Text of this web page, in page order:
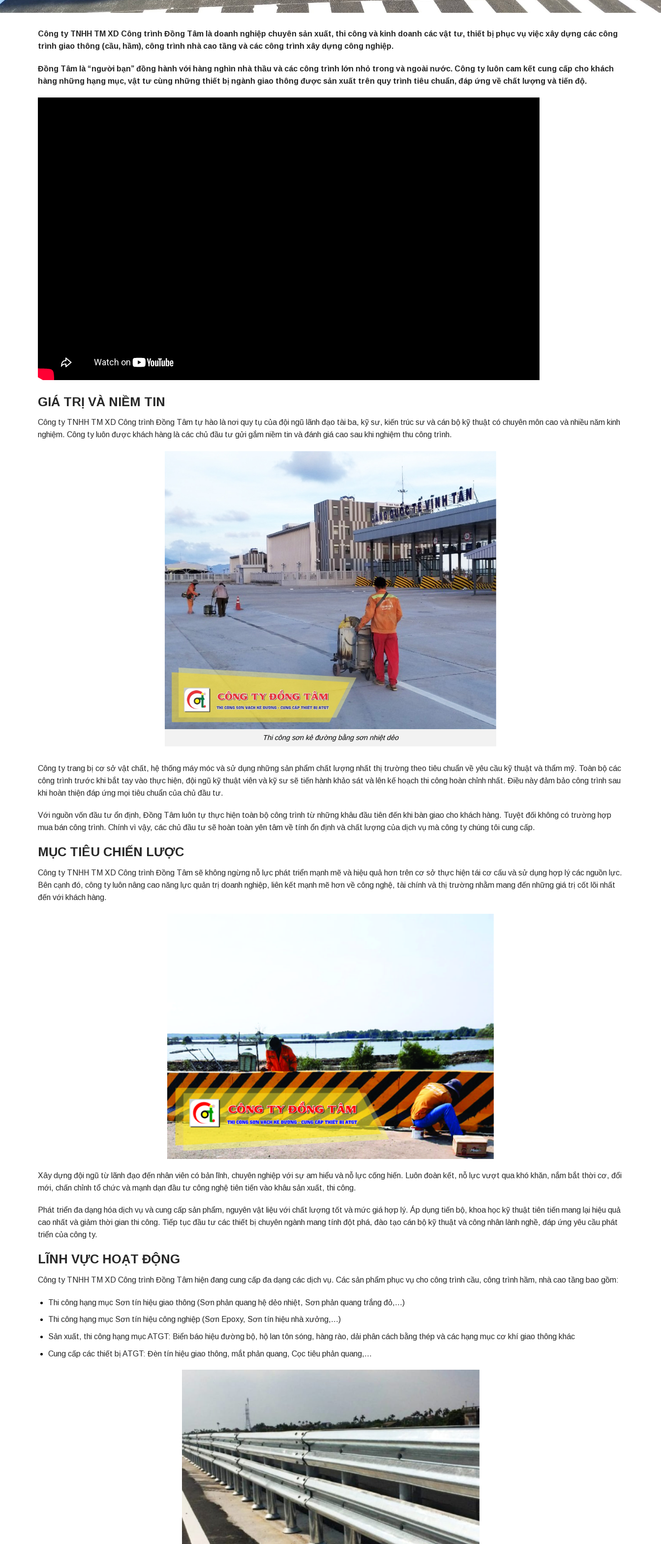
Công ty TNHH TM XD Công trình Đồng Tâm là doanh nghiệp chuyên sản xuất, thi công và kinh doanh các vật tư, thiết bị phục vụ việc xây dựng các công
trình giao thông (cầu, hầm), công trình nhà cao tầng và các công trình xây dựng công nghiệp.
Đồng Tâm là “người bạn” đồng hành với hàng nghìn nhà thầu và các công trình lớn nhỏ trong và ngoài nước. Công ty luôn cam kết cung cấp cho khách
hàng những hạng mục, vật tư cùng những thiết bị ngành giao thông được sản xuất trên quy trình tiêu chuẩn, đáp ứng về chất lượng và tiến độ.
GIÁ TRỊ VÀ NIỀM TIN
Công ty TNHH TM XD Công trình Đồng Tâm tự hào là nơi quy tụ của đội ngũ lãnh đạo tài ba, kỹ sư, kiến trúc sư và cán bộ kỹ thuật có chuyên môn cao và nhiều năm kinh
nghiệm. Công ty luôn được khách hàng là các chủ đầu tư gửi gắm niềm tin và đánh giá cao sau khi nghiệm thu công trình.
Thi công sơn kẻ đường bằng sơn nhiệt dẻo
Công ty trang bị cơ sở vật chất, hệ thống máy móc và sử dụng những sản phẩm chất lượng nhất thị trường theo tiêu chuẩn về yêu cầu kỹ thuật và thẩm mỹ. Toàn bộ các
công trình trước khi bắt tay vào thực hiện, đội ngũ kỹ thuật viên và kỹ sư sẽ tiến hành khảo sát và lên kế hoạch thi công hoàn chỉnh nhất. Điều này đảm bảo công trình sau
khi hoàn thiện đáp ứng mọi tiêu chuẩn của chủ đầu tư.
Với nguồn vốn đầu tư ổn định, Đồng Tâm luôn tự thực hiện toàn bộ công trình từ những khâu đầu tiên đến khi bàn giao cho khách hàng. Tuyệt đối không có trường hợp
mua bán công trình. Chính vì vậy, các chủ đầu tư sẽ hoàn toàn yên tâm về tính ổn định và chất lượng của dịch vụ mà công ty chúng tôi cung cấp.
MỤC TIÊU CHIẾN LƯỢC
Công ty TNHH TM XD Công trình Đồng Tâm sẽ không ngừng nỗ lực phát triển mạnh mẽ và hiệu quả hơn trên cơ sở thực hiện tái cơ cấu và sử dụng hợp lý các nguồn lực.
Bên cạnh đó, công ty luôn nâng cao năng lực quản trị doanh nghiệp, liên kết mạnh mẽ hơn về công nghệ, tài chính và thị trường nhằm mang đến những giá trị cốt lõi nhất
đến với khách hàng.
Xây dựng đội ngũ từ lãnh đạo đến nhân viên có bản lĩnh, chuyên nghiệp với sự am hiểu và nỗ lực cống hiến. Luôn đoàn kết, nỗ lực vượt qua khó khăn, nắm bắt thời cơ, đổi
mới, chấn chỉnh tổ chức và mạnh dạn đầu tư công nghệ tiên tiến vào khâu sản xuất, thi công.
Phát triển đa dạng hóa dịch vụ và cung cấp sản phẩm, nguyên vật liệu với chất lượng tốt và mức giá hợp lý. Áp dụng tiến bộ, khoa học kỹ thuật tiên tiến mang lại hiệu quả
cao nhất và giảm thời gian thi công. Tiếp tục đầu tư các thiết bị chuyên ngành mang tính đột phá, đào tạo cán bộ kỹ thuật và công nhân lành nghề, đáp ứng yêu cầu phát
triển của công ty.
LĨNH VỰC HOẠT ĐỘNG
Công ty TNHH TM XD Công trình Đồng Tâm hiện đang cung cấp đa dạng các dịch vụ. Các sản phẩm phục vụ cho công trình cầu, công trình hầm, nhà cao tầng bao gồm:
Thi công hạng mục Sơn tín hiệu giao thông (Sơn phản quang hệ dẻo nhiệt, Sơn phản quang trắng đỏ,…)
Thi công hạng mục Sơn tín hiệu công nghiệp (Sơn Epoxy, Sơn tín hiệu nhà xưởng,…)
Sản xuất, thi công hạng mục ATGT: Biển báo hiệu đường bộ, hộ lan tôn sóng, hàng rào, dải phân cách bằng thép và các hạng mục cơ khí giao thông khác
Cung cấp các thiết bị ATGT: Đèn tín hiệu giao thông, mắt phản quang, Cọc tiêu phản quang,…